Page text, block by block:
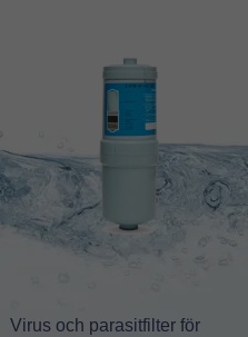
Virus och parasitfilter för